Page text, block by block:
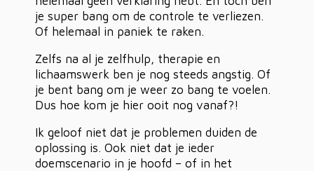
je super bang om de controle te verliezen.
Of helemaal in paniek te raken.
Zelfs na al je zelfhulp, therapie en
lichaamswerk ben je nog steeds angstig. Of
je bent bang om je weer zo bang te voelen.
Dus hoe kom je hier ooit nog vanaf?!
Ik geloof niet dat je problemen duiden de
oplossing is. Ook niet dat je ieder
doemscenario in je hoofd – of in het